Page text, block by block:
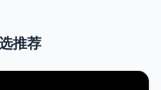
推荐